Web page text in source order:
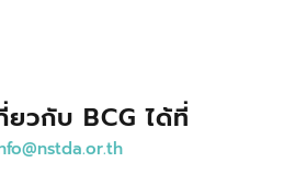
ยวกับ BCG ได้ที่